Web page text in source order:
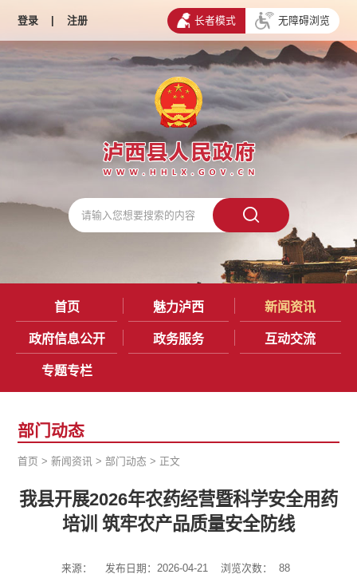
登录 | 注册 长者模式 无障碍浏览
首页 魅力泸西 新闻资讯
政府信息公开 政务服务 互动交流
专题专栏
部门动态
首页 >新闻资讯 >部门动态 > 正文
我县开展2026年农药经营暨科学安全用药
培训 筑牢农产品质量安全防线
来源： 发布日期：2026-04-21 浏览次数： 88